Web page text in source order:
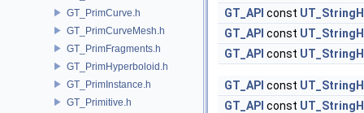
GT_PrimCurve.h
GT_PrimCurveMesh.h
GT_PrimFragments.h
GT_PrimHyperboloid.h
GT_PrimInstance.h
GT_Primitive.h
GT_API const
GT_API const
GT_API const
GT_API const
GT_API const